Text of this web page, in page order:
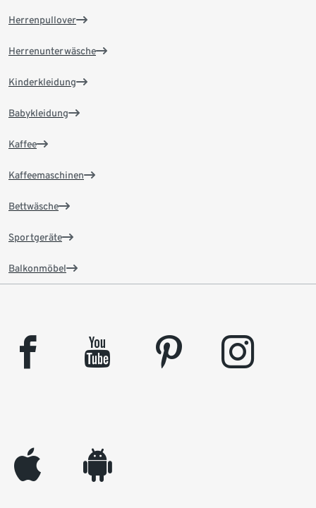
Herrenpullover
Herrenunterwäsche
Kinderkleidung
Babykleidung
Kaffee
Kaffeemaschinen
Bettwäsche
Sportgeräte
Balkonmöbel
facebook youtube pinterest instagram
appleinc android